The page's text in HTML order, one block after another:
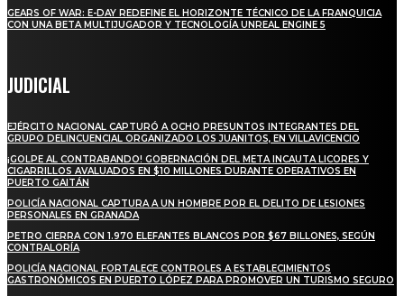
GEARS OF WAR: E-DAY REDEFINE EL HORIZONTE TÉCNICO DE LA FRANQUICIA
CON UNA BETA MULTIJUGADOR Y TECNOLOGÍA UNREAL ENGINE 5
JUDICIAL
EJÉRCITO NACIONAL CAPTURÓ A OCHO PRESUNTOS INTEGRANTES DEL
GRUPO DELINCUENCIAL ORGANIZADO LOS JUANITOS, EN VILLAVICENCIO
¡GOLPE AL CONTRABANDO! GOBERNACIÓN DEL META INCAUTA LICORES Y
CIGARRILLOS AVALUADOS EN $10 MILLONES DURANTE OPERATIVOS EN
PUERTO GAITÁN
POLICÍA NACIONAL CAPTURA A UN HOMBRE POR EL DELITO DE LESIONES
PERSONALES EN GRANADA
PETRO CIERRA CON 1.970 ELEFANTES BLANCOS POR $67 BILLONES, SEGÚN
CONTRALORÍA
POLICÍA NACIONAL FORTALECE CONTROLES A ESTABLECIMIENTOS
GASTRONÓMICOS EN PUERTO LÓPEZ PARA PROMOVER UN TURISMO SEGURO